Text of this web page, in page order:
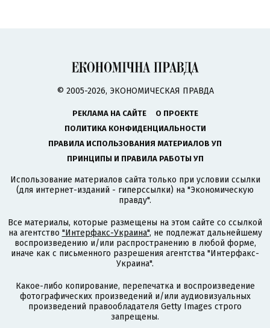
© 2005-2026, ЭКОНОМИЧЕСКАЯ ПРАВДА
РЕКЛАМА НА САЙТЕ
О ПРОЕКТЕ
ПОЛИТИКА КОНФИДЕНЦИАЛЬНОСТИ
ПРАВИЛА ИСПОЛЬЗОВАНИЯ МАТЕРИАЛОВ УП
ПРИНЦИПЫ И ПРАВИЛА РАБОТЫ УП
Использование материалов сайта только при условии ссылки
(для интернет-изданий - гиперссылки) на "Экономическую
правду".
Все материалы, которые размещены на этом сайте со ссылкой
на агентство "Интерфакс-Украина", не подлежат дальнейшему
воспроизведению и/или распространению в любой форме,
иначе как с письменного разрешения агентства "Интерфакс-
Украина".
Какое-либо копирование, перепечатка и воспроизведение
фотографических произведений и/или аудиовизуальных
произведений правообладателя Getty Images строго
запрещены.